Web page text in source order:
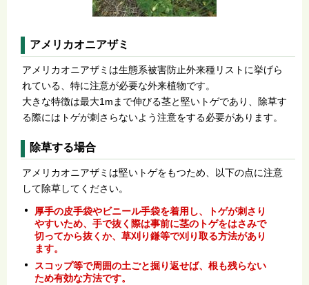
アメリカオニアザミ
アメリカオニアザミは生態系被害防止外来種リストに挙げら
れている、特に注意が必要な外来植物です。
大きな特徴は最大1mまで伸びる茎と堅いトゲであり、除草す
る際にはトゲが刺さらないよう注意をする必要があります。
除草する場合
アメリカオニアザミは堅いトゲをもつため、以下の点に注意
して除草してください。
厚手の皮手袋やビニール手袋を着用し、トゲが刺さり
やすいため、手で抜く際は事前に茎のトゲをはさみで
切ってから抜くか、草刈り鎌等で刈り取る方法があり
ます。
スコップ等で周囲の土ごと掘り返せば、根も残らない
ため有効な方法です。